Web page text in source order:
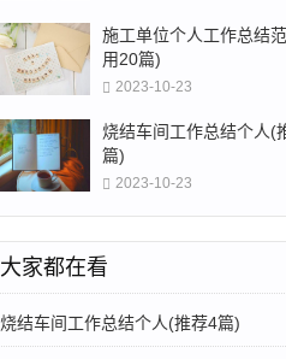
施工单位个人工作总结
用20篇)
2023-10-23
烧结车间工作总结个人(
篇)
2023-10-23
大家都在看
烧结车间工作总结个人(推荐4篇)